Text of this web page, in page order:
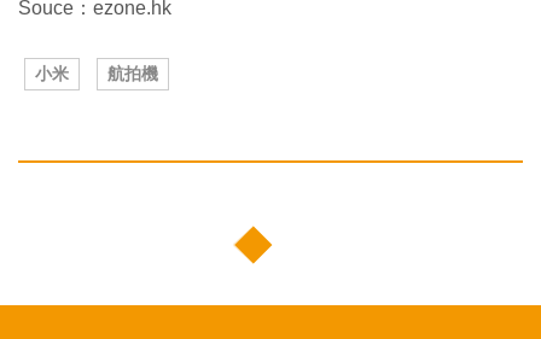
Souce：ezone.hk
小米 航拍機